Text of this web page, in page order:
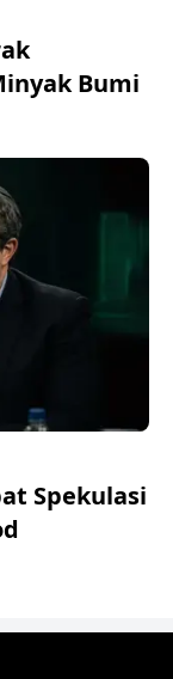
Bumi
Spekulasi